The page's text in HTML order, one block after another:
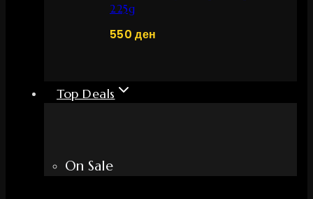
225g
550ден
Top Deals
On Sale